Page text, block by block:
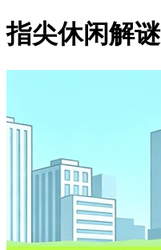
指尖休闲解谜